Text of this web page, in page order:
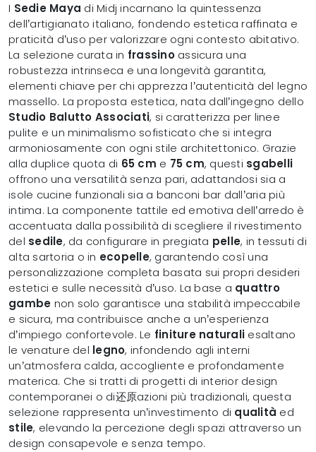
I Sedie Maya di Midj incarnano la quintessenza
dell’artigianato italiano, fondendo estetica raffinata e
praticità d’uso per valorizzare ogni contesto abitativo.
La selezione curata in frassinoassicura una
robustezza intrinseca e una longevità garantita,
elementi chiave per chi apprezza l’autenticità del legno
massello. La proposta estetica, nata dall’ingegno dello
Studio Balutto Associati, si caratterizza per linee
pulite e un minimalismo sofisticato che si integra
armoniosamente con ogni stile architettonico. Grazie
alla duplice quota di 65 cm e 75 cm, questi sgabelli
offrono una versatilità senza pari, adattandosi sia a
isole cucine funzionali sia a banconi bar dall’aria più
intima. La componente tattile ed emotiva dell’arredo è
accentuata dalla possibilità di scegliere il rivestimento
del sedile, da configurare in pregiata pelle, in tessuti di
alta sartoria o in ecopelle, garantendo così una
personalizzazione completa basata sui propri desideri
estetici e sulle necessità d’uso. La base a quattro
gambe non solo garantisce una stabilità impeccabile
e sicura, ma contribuisce anche a un’esperienza
d’impiego confortevole. Le finiture naturali esaltano
le venature del legno, infondendo agli interni
un’atmosfera calda, accogliente e profondamente
materica. Che si tratti di progetti di interior design
contemporanei o di还原azioni più tradizionali, questa
selezione rappresenta un’investimento di qualità ed
stile, elevando la percezione degli spazi attraverso un
design consapevole e senza tempo.